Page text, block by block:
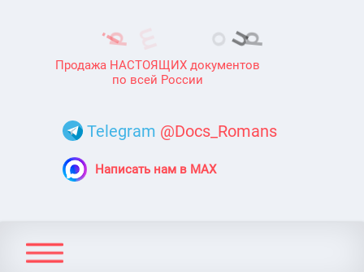
Продажа НАСТОЯЩИХ документов
по всей России
Telegram @Docs_Romans
Написать нам в MAX